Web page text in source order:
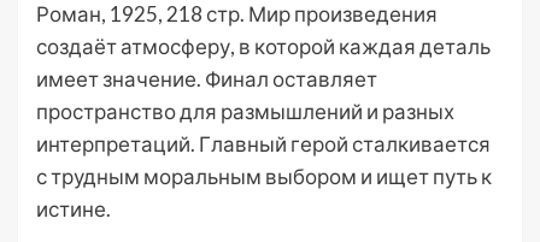
Роман, 1925, 218 стр. Мир произведения
создаёт атмосферу, в которой каждая деталь
имеет значение. Финал оставляет
пространство для размышлений и разных
интерпретаций. Главный герой сталкивается
с трудным моральным выбором и ищет путь к
истине.